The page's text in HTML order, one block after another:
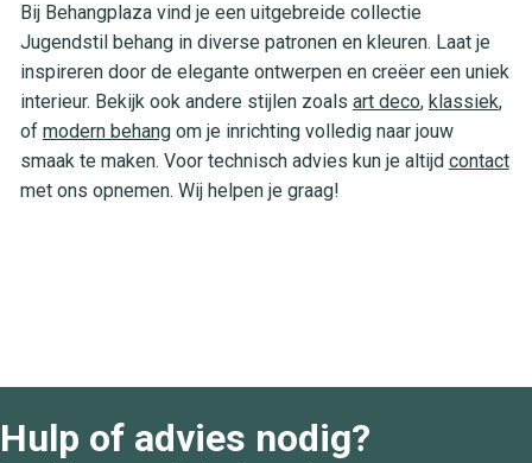
Bij Behangplaza vind je een uitgebreide collectie
Jugendstil behang in diverse patronen en kleuren. Laat je
inspireren door de elegante ontwerpen en creëer een uniek
interieur. Bekijk ook andere stijlen zoals art deco, klassiek,
of modern behangom je inrichting volledig naar jouw
smaak te maken. Voor technisch advies kun je altijd contact
met ons opnemen. Wij helpen je graag!
Hulp of advies nodig?